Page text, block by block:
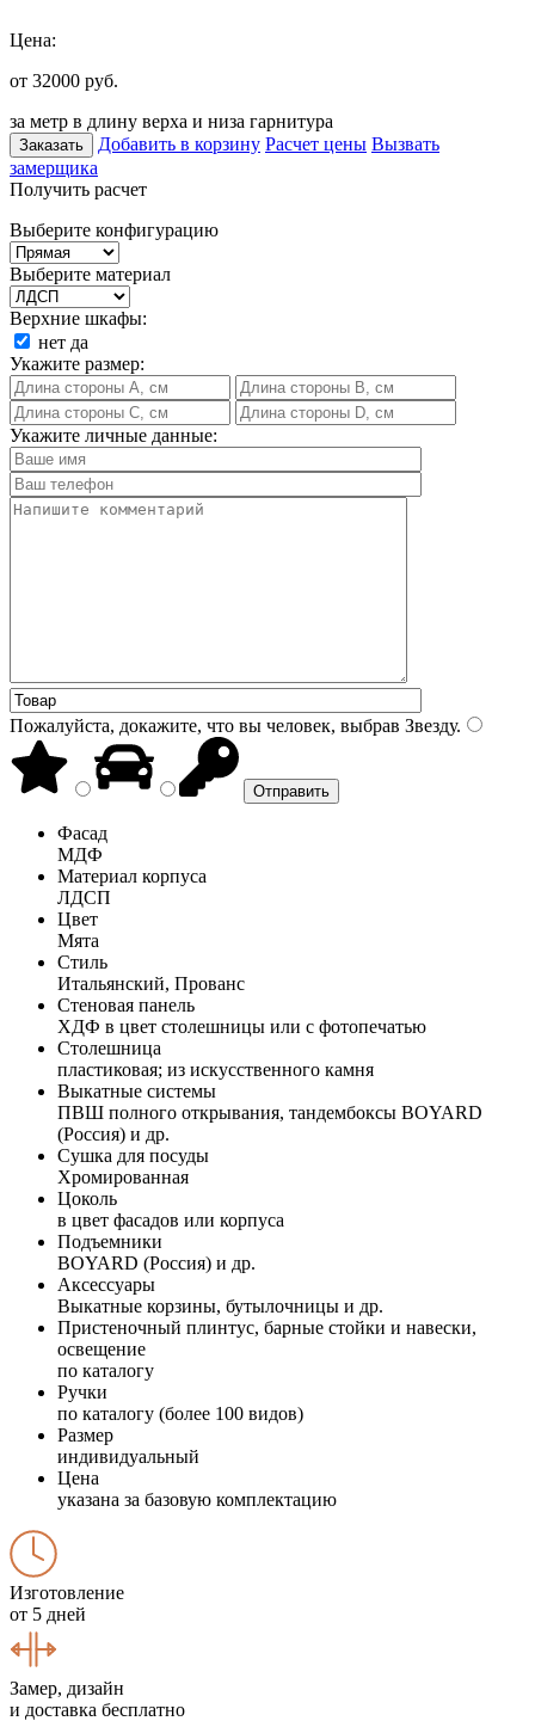
Цена:
от 32000 руб.
за метр в длину верха и низа гарнитура
Заказать Добавить в корзину Расчет цены Вызвать
замерщика
Получить расчет
Выберите конфигурацию
Выберите материал
Верхние шкафы:
нет да
Укажите размер:
Укажите личные данные:
Пожалуйста, докажите, что вы человек, выбрав Звезду.
Фасад
МДФ
Материал корпуса
ЛДСП
Цвет
Мята
Стиль
Итальянский, Прованс
Стеновая панель
ХДФ в цвет столешницы или с фотопечатью
Столешница
пластиковая; из искусственного камня
Выкатные системы
ПВШ полного открывания, тандембоксы BOYARD
(Россия) и др.
Сушка для посуды
Хромированная
Цоколь
в цвет фасадов или корпуса
Подъемники
BOYARD (Россия) и др.
Аксессуары
Выкатные корзины, бутылочницы и др.
Пристеночный плинтус, барные стойки и навески,
освещение
по каталогу
Ручки
по каталогу (более 100 видов)
Размер
индивидуальный
Цена
указана за базовую комплектацию
Изготовление
от 5 дней
Замер, дизайн
и доставка бесплатно